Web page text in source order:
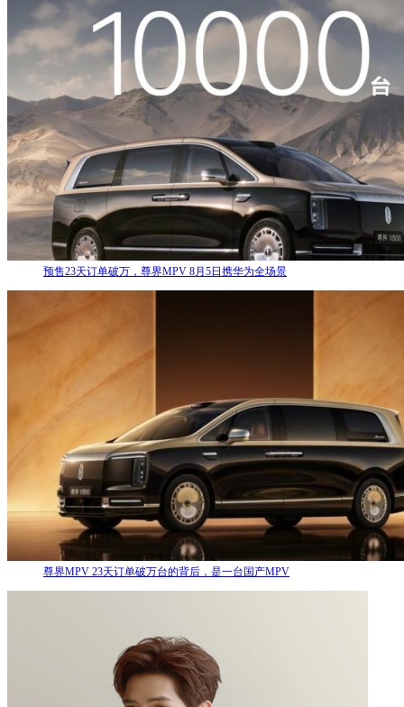
预售23天订单破万，尊界MPV 8月5日携华为全场景
尊界MPV 23天订单破万台的背后，是一台国产MPV